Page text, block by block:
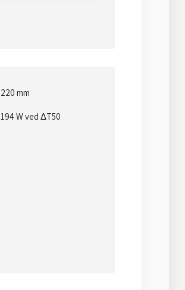
220 mm
194 W ved ΔT50​